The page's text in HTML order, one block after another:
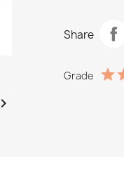

Share
Grade